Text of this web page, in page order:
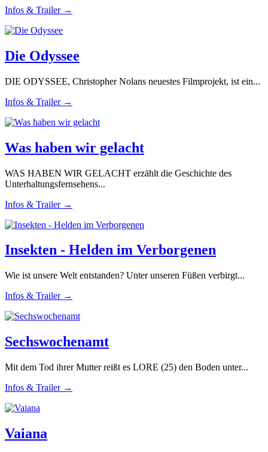
Infos & Trailer →
Die Odyssee
DIE ODYSSEE, Christopher Nolans neuestes Filmprojekt, ist ein...
Infos & Trailer →
Was haben wir gelacht
WAS HABEN WIR GELACHT erzählt die Geschichte des
Unterhaltungsfernsehens...
Infos & Trailer →
Insekten - Helden im Verborgenen
Wie ist unsere Welt entstanden? Unter unseren Füßen verbirgt...
Infos & Trailer →
Sechswochenamt
Mit dem Tod ihrer Mutter reißt es LORE (25) den Boden unter...
Infos & Trailer →
Vaiana